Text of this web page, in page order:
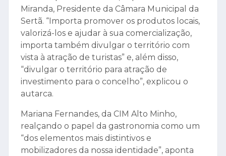
Miranda, Presidente da Câmara Municipal da
Sertã. “Importa promover os produtos locais,
valorizá-los e ajudar à sua comercialização,
importa também divulgar o território com
vista à atração de turistas” e, além disso,
“divulgar o território para atração de
investimento para o concelho”, explicou o
autarca.
Mariana Fernandes, da CIM Alto Minho,
realçando o papel da gastronomia como um
“dos elementos mais distintivos e
mobilizadores da nossa identidade”, aponta